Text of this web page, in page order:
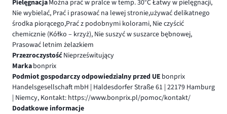
PielęgnacjaMożna prać w pralce w temp. 30°C Łatwy w pielęgnacji,
Nie wybielać, Prać i prasować na lewej stronie,używać delikatnego
środka piorącego,Prać z podobnymi kolorami, Nie czyścić
chemicznie (Kółko – krzyż), Nie suszyć w suszarce bębnowej,
Prasować letnim żelazkiem
PrzezroczystośćNieprześwitujący
Markabonprix
Podmiot gospodarczy odpowiedzialny przed UE bonprix
Handelsgesellschaft mbH | Haldesdorfer Straße 61 | 22179 Hamburg
| Niemcy, Kontakt: https://www.bonprix.pl/pomoc/kontakt/
Dodatkowe informacje